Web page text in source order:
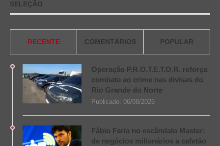
SELEÇÃO
RECENTE COMENTÁRIOS POPULAR
Operação P.R.O.T.E.T.O.R. reforça
combate ao crime nas divisas do
Rio Grande do Norte
Publicado: 06/08/2026
Fábio Faria no escândalo Master:
de negócios milionários a cafetão